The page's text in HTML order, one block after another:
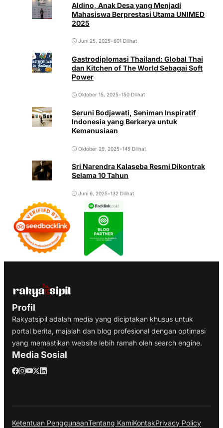
Aldino, Anak Desa yang Menjadi
Mahasiswa Berprestasi Utama UNIMED
2025
Juni 25, 2025•601 Dilihat
Gastrodiplomasi Thailand: Global Thai
dan Kitchen of The World Sebagai Soft
Power
Oktober 15, 2025•150 Dilihat
Seruni Bodjawati, Seniman Inspiratif
Indonesia yang Berkarya untuk
Kemanusiaan
Oktober 29, 2025•145 Dilihat
Sri Narendra Kalaseba Resmi Dikontrak
Selama 10 Tahun
Juni 6, 2025•132 Dilihat
Profil
Rakyatsipil adalah media yang diciptakan khusus untuk
portal berita, majalah dan blog profesional dengan optimasi
yang memastikan website lebih ramah oleh search engine.
Media Sosial
Ketentuan PenggunaanTentang KamiKontakPrivacy Policy